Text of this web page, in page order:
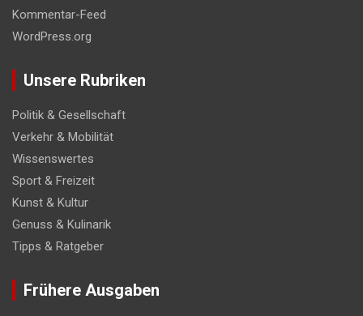
Kommentar-Feed
WordPress.org
Unsere Rubriken
Politik & Gesellschaft
Verkehr & Mobilität
Wissenswertes
Sport & Freizeit
Kunst & Kultur
Genuss & Kulinarik
Tipps & Ratgeber
Frühere Ausgaben